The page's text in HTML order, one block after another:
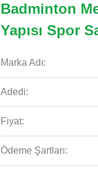
Badminton
Yapısı Spor
Marka Adı:
Adedi:
Fiyat:
Ödeme Şartları: